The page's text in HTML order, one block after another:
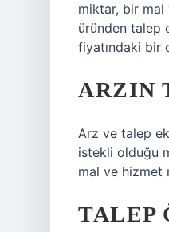
miktar, bir mal
üründen talep
fiyatındaki bir
ARZIN
Arz ve talep
istekli olduğu
mal ve hizmet
TALEP